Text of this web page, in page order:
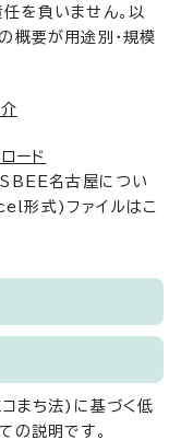
を負いません。以
概要が用途別・規模
ード
名古屋につい
形式)ファイルはこ
まち法)に基づく低
の説明です。